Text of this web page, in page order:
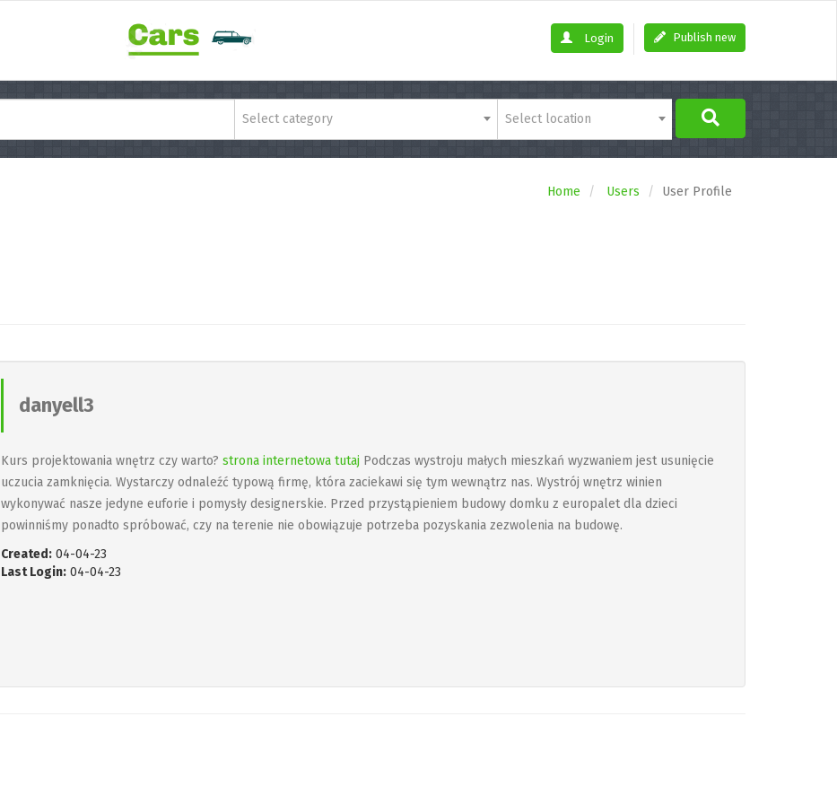
Publish new
Login
Select category Select location
Home Users User Profile
danyell3
Kurs projektowania wnętrz czy warto? strona internetowa tutaj Podczas wystroju małych mieszkań wyzwaniem jest usunięcie
uczucia zamknięcia. Wystarczy odnaleźć typową firmę, która zaciekawi się tym wewnątrz nas. Wystrój wnętrz winien
wykonywać nasze jedyne euforie i pomysły designerskie. Przed przystąpieniem budowy domku z europalet dla dzieci
powinniśmy ponadto spróbować, czy na terenie nie obowiązuje potrzeba pozyskania zezwolenia na budowę.
Created: 04-04-23
Last Login: 04-04-23